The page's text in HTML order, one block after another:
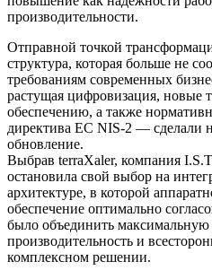
производительности.
Отправной точкой
структура, которая больше не
требованиям современных
растущая цифровизация, новые
обеспечению, а также
директива ЕС NIS-2 — сделали
обновление.
Выбрав terraXaler, компания
остановила свой выбор на
архитектуре, в которой
обеспечение оптимально
было объединить
производительность и
комплексном решении.